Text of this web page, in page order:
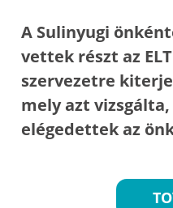
A Sulinyugi
vettek részt az
szervezetre
mely azt
elégedettek az